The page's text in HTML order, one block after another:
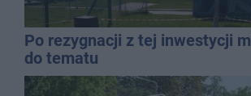
Po rezygnacji z tej inwestycji
do tematu